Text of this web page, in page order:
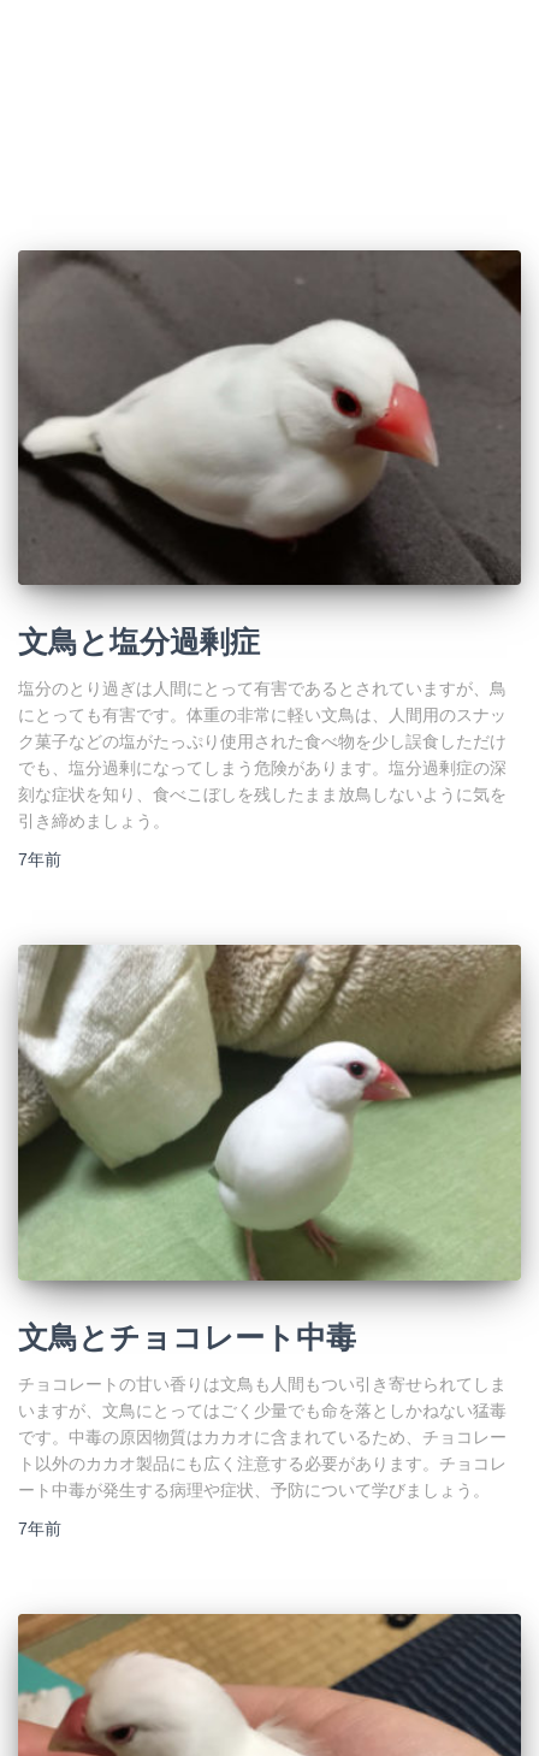
文鳥と塩分過剰症
塩分のとり過ぎは人間にとって有害であるとされていますが、鳥
にとっても有害です。体重の非常に軽い文鳥は、人間用のスナッ
ク菓子などの塩がたっぷり使用された食べ物を少し誤食しただけ
でも、塩分過剰になってしまう危険があります。塩分過剰症の深
刻な症状を知り、食べこぼしを残したまま放鳥しないように気を
引き締めましょう。
7年前
文鳥とチョコレート中毒
チョコレートの甘い香りは文鳥も人間もつい引き寄せられてしま
いますが、文鳥にとってはごく少量でも命を落としかねない猛毒
です。中毒の原因物質はカカオに含まれているため、チョコレー
ト以外のカカオ製品にも広く注意する必要があります。チョコレ
ート中毒が発生する病理や症状、予防について学びましょう。
7年前